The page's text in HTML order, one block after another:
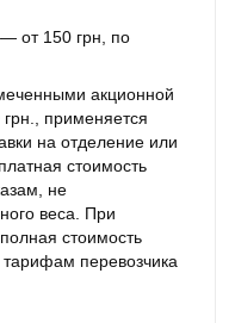
от 150 грн, по
акционной
применяется
на отделение или
стоимость
не
веса. При
стоимость
тарифам перевозчика